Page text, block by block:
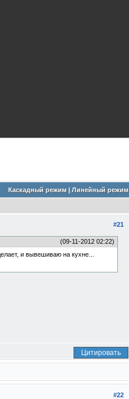
Каскадный режим| Линейный режим
#21
(09-11-2012 02:22)
и вывешиваю на кухне...
Цитировать
#22